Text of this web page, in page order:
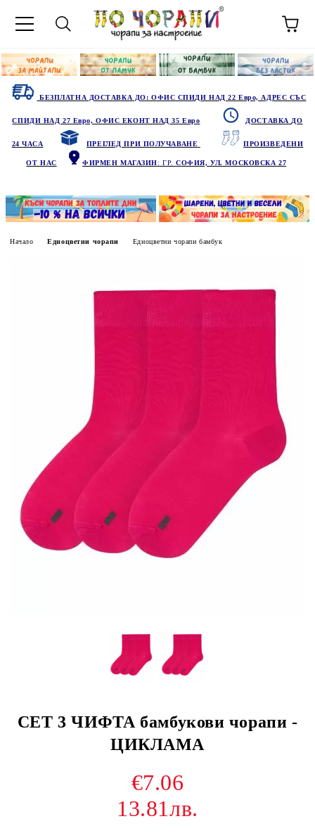
БЕЗПЛАТНА ДОСТАВКА ДО: ОФИС СПИДИ НАД 22 Евро, АДРЕС СЪС
СПИДИ НАД 27 Евро, ОФИС ЕКОНТ НАД 35 Евро ДОСТАВКА ДО
24 ЧАСА ПРЕГЛЕД ПРИ ПОЛУЧАВАНЕ ПРОИЗВЕДЕНИ
ОТ НАС ФИРМЕН МАГАЗИН: ГР.СОФИЯ, УЛ. МОСКОВСКА 27
Начало Едноцветни чорапи Едноцветни чорапи бамбук
СЕТ 3 ЧИФТА бамбукови чорапи -
ЦИКЛАМА
€7.06
13.81лв.